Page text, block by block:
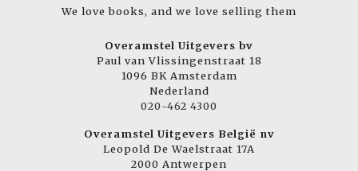
We love books, and we love selling them
Overamstel Uitgevers bv
Paul van Vlissingenstraat 18
1096 BK Amsterdam
Nederland
020-462 4300
Overamstel Uitgevers België nv
Leopold De Waelstraat 17A
2000 Antwerpen